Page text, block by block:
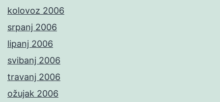
kolovoz 2006
srpanj 2006
lipanj 2006
svibanj 2006
travanj 2006
ožujak 2006